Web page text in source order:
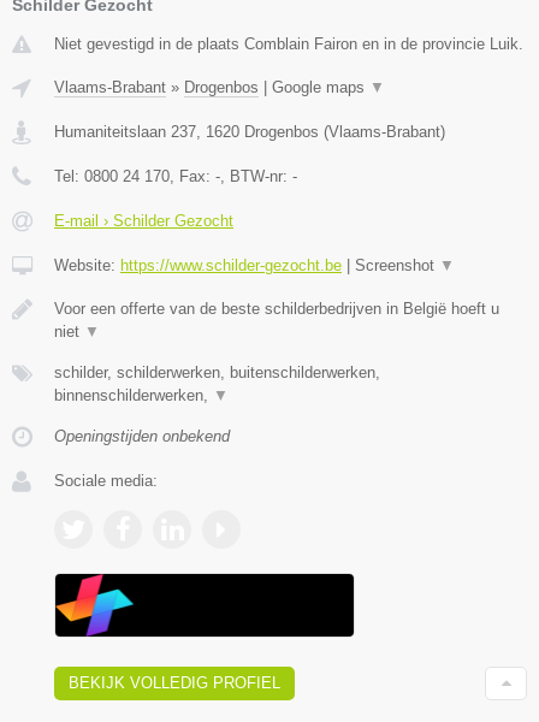
Schilder Gezocht
Niet gevestigd in de plaats Comblain Fairon en in de provincie Luik.
Vlaams-Brabant » Drogenbos Google maps ▼
Humaniteitslaan 237 1620 Drogenbos (Vlaams-Brabant)
Tel: 0800 24 170 , Fax: - , BTW-nr: -
E-mail › Schilder Gezocht
Website: https://www.schilder-gezocht.be Screenshot ▼
Voor een offerte van de beste schilderbedrijven in België hoeft u
niet ▼
schilder, schilderwerken, buitenschilderwerken,
binnenschilderwerken,
▼
Openingstijden onbekend
Sociale media:
BEKIJK VOLLEDIG PROFIEL